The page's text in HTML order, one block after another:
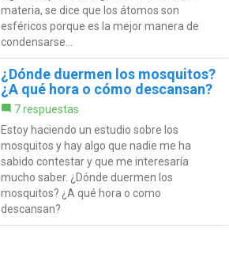
materia, se dice que los átomos son
esféricos porque es la mejor manera de
condensarse...
¿Dónde duermen los mosquitos?
¿A qué hora o cómo descansan?
7 respuestas
Estoy haciendo un estudio sobre los
mosquitos y hay algo que nadie me ha
sabido contestar y que me interesaría
mucho saber. ¿Dónde duermen los
mosquitos? ¿A qué hora o como
descansan?